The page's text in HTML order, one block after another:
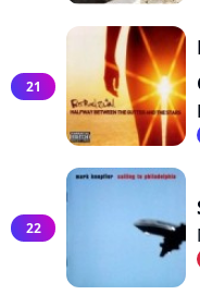
21
22